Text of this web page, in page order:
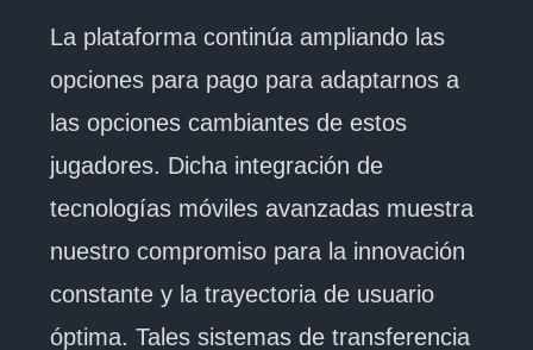
La plataforma continúa ampliando las
opciones para pago para adaptarnos a
las opciones cambiantes de estos
jugadores. Dicha integración de
tecnologías móviles avanzadas muestra
nuestro compromiso para la innovación
constante y la trayectoria de usuario
óptima. Tales sistemas de transferencia